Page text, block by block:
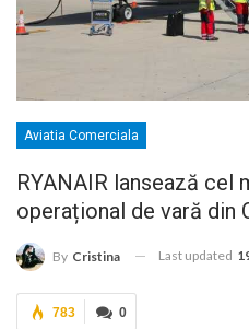
Aviatia Comerciala
RYANAIR lansează cel
operațional de vară din
By Cristina Last updated
0
783